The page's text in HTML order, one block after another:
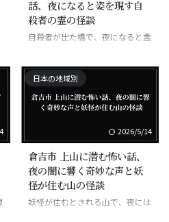
話、夜になると姿を現す自
殺者の霊の怪談
自殺者が出た橋で、夜になると霊
日本の地域別
2026/5/14
倉吉市 上山に潜む怖い話、
夜の闇に響く奇妙な声と妖
怪が住む山の怪談
妖怪が住むとされる山で、夜には